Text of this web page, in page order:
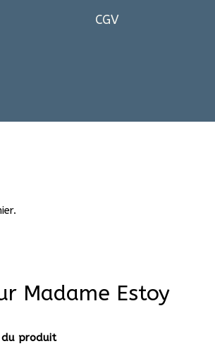
CGV
Madame Estoy
du produit